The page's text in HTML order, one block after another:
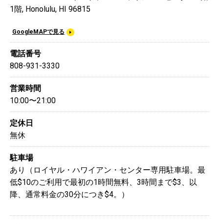
1階, Honolulu, HI 96815
GoogleMAPで見る
電話番号
808-931-3330
営業時間
10:00〜21:00
定休日
無休
駐車場
あり（ロイヤル・ハワイアン・センター専用駐車場。最
低$10のご利用で最初の1時間無料、3時間まで$3、以
降、通常料金の30分につき$4。）